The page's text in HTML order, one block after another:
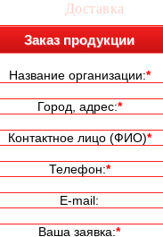
Доставка
Заказ продукции
Название организации:*
Город, адрес:*
Контактное лицо (ФИО)*
Телефон:*
E-mail:
Ваша заявка:*